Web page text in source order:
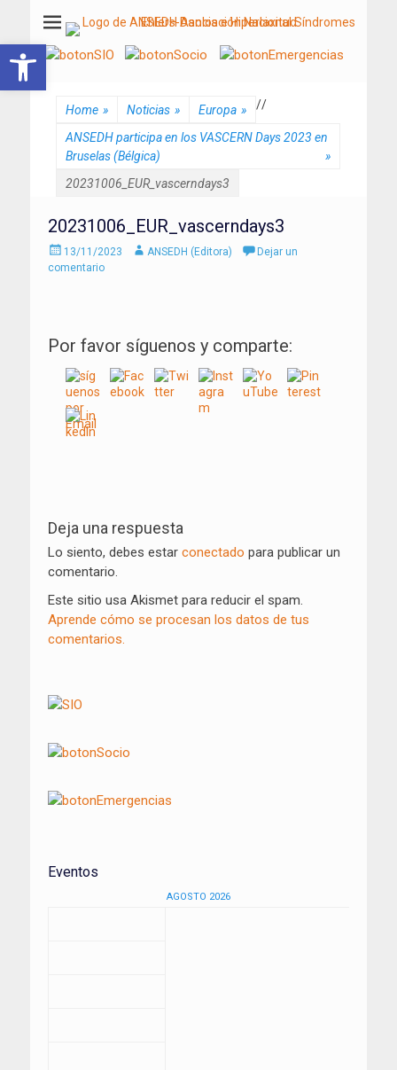
ANSEDH
Asociación Nacional del Síndrome de Ehlers-Danlos e Hiperlaxitud
Home » Noticias » /
Europa » /
ANSEDH participa en los VASCERN Days 2023 en
Bruselas (Bélgica)
»
20231006_EUR_vascerndays3
20231006_EUR_vascerndays3
Enviado
el
13/11/2023 AutorANSEDH (Editora)
Dejar un
comentario
Por favor síguenos y comparte:
de
entradas
Deja una respuesta
Lo siento, debes estar conectado para publicar un
comentario.
Este sitio usa Akismet para reducir el spam.
Aprende cómo se procesan los datos de tus
comentarios.
Eventos
AGOSTO 2026
Abrir barra de herramientas